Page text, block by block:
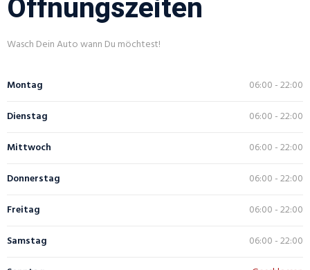
Öffnungszeiten
Wasch Dein Auto wann Du möchtest!
Montag
06:00 - 22:00
Dienstag
06:00 - 22:00
Mittwoch
06:00 - 22:00
Donnerstag
06:00 - 22:00
Freitag
06:00 - 22:00
Samstag
06:00 - 22:00